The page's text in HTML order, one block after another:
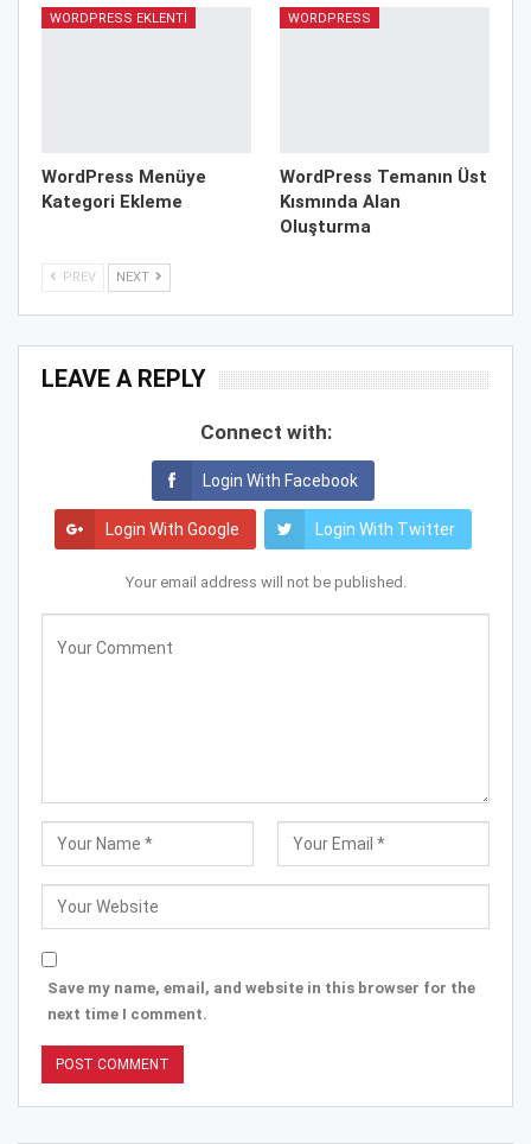
WORDPRESS EKLENTI
WordPress Menüye
Kategori Ekleme
WORDPRESS
WordPress Temanın Üst
Kısmında Alan
Oluşturma
PREV NEXT
LEAVE A REPLY
Connect with:
Login With Facebook
Login With Google Login With Twitter
Your email address will not be published.
Save my name, email, and website in this browser for the
next time I comment.